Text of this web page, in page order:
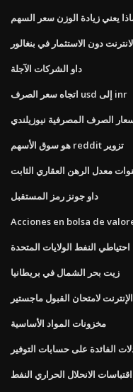
يعني زيادة الوزن سعر السهم
دون الاستثمار في بنغالور
داو الشركات الآجلة
اتجاه سعر الصرف usd إلى inr
الصرف المصرفية نيوزيلندي
هو سوق الأسهم reddit تزوير
داو جونز رمز المستقبل
Acciones en bolsa de
احتياطي النفط الولايات المتحدة
زيت بحر الشمال في بريطانيا
لامتحان القبول ماجستير
مخزونات المواد الأساسية
الفائدة على حسابات التوفير
اقتباسات الانحلال الحراري النفط